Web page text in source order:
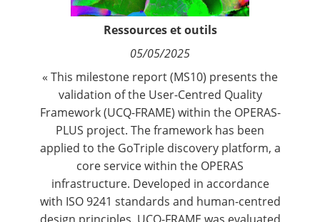
Ressources et outils
05/05/2025
« This milestone report (MS10) presents the
validation of the User-Centred Quality
Framework (UCQ-FRAME) within the OPERAS-
PLUS project. The framework has been
applied to the GoTriple discovery platform, a
core service within the OPERAS
infrastructure. Developed in accordance
with ISO 9241 standards and human-centred
design principles, UCQ-FRAME was evaluated